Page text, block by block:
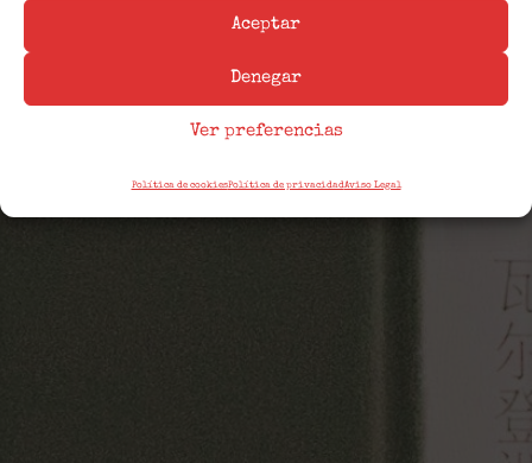
Aceptar
Denegar
Ver preferencias
Política de cookiesPolítica de privacidad Aviso Legal
SCHOOLS